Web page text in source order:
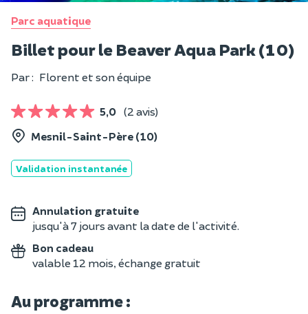
Parc aquatique
Billet pour le Beaver Aqua Park (10)
Par : Florent et son équipe
5,0 (2 avis)
Mesnil-Saint-Père (10)
Validation instantanée
Annulation gratuite
jusqu'à 7 jours avant la date de l'activité.
Bon cadeau
valable 12 mois, échange gratuit
Au programme :